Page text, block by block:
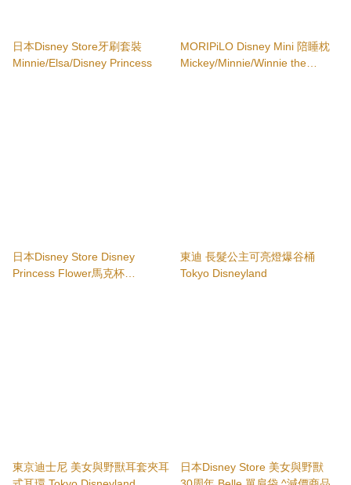
日本Disney Store牙刷套裝
Minnie/Elsa/Disney Princess
MORIPiLO Disney Mini 陪睡枕
Mickey/Minnie/Winnie the
日本Disney Store Disney
Princess Flower馬克杯
東迪 長髮公主可亮燈爆谷桶
Tokyo Disneyland
東京迪士尼 美女與野獸耳套夾耳
日本Disney Store 美女與野獸